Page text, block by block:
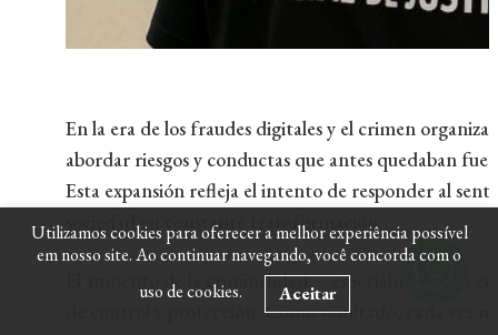
En la era de los fraudes digitales y el crimen
abordar riesgos y conductas que antes quedaban
Esta expansión refleja el intento de responder al
sociedad en constante transformación.
El aumento de la criminalidad —especialmente en
de control y protección. Como resultado, cada vez
Utilizamos cookies para oferecer a melhor experiência possível
em nosso site. Ao continuar navegando, você concorda com o
uso de cookies.
Aceitar